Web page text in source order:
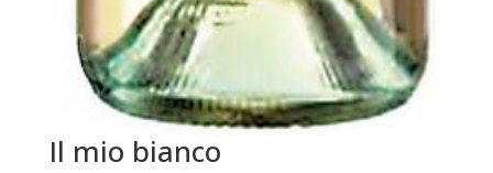
Il mio bianco